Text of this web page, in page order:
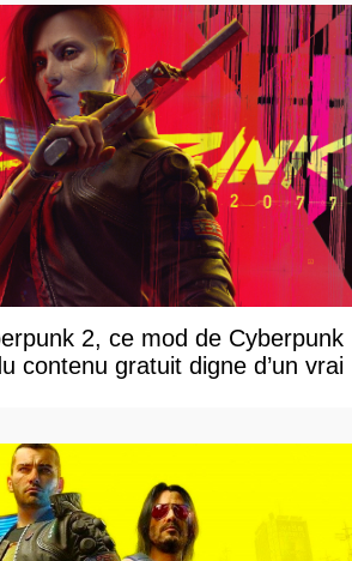
2, ce mod de Cyberpunk
contenu gratuit digne d’un vrai